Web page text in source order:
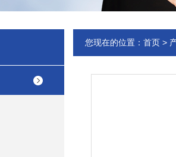
您现在的位置： 首页 >